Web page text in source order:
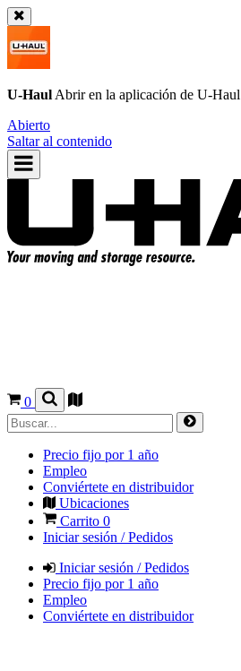
U-Haul Abrir en la aplicación de U-Haul
Abierto
Saltar al contenido
0
Precio fijo por 1 año
Empleo
Conviértete en distribuidor
Ubicaciones
Carrito 0
Iniciar sesión / Pedidos
Iniciar sesión / Pedidos
Precio fijo por 1 año
Empleo
Conviértete en distribuidor